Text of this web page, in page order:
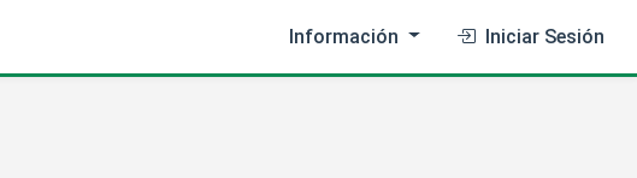
Información Iniciar Sesión